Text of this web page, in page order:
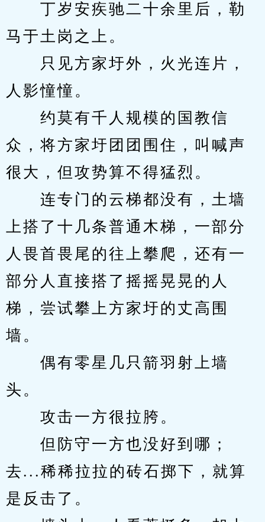
丁岁安疾驰二十余里后，勒
马于土岗之上。
只见方家圩外，火光连片，
人影憧憧。
约莫有千人规模的国教信
众，将方家圩团团围住，叫喊声
很大，但攻势算不得猛烈。
连专门的云梯都没有，土墙
上搭了十几条普通木梯，一部分
人畏首畏尾的往上攀爬，还有一
部分人直接搭了摇摇晃晃的人
梯，尝试攀上方家圩的丈高围
墙。
偶有零星几只箭羽射上墙
头。
攻击一方很拉胯。
但防守一方也没好到哪；
去...稀稀拉拉的砖石掷下，就算
是反击了。